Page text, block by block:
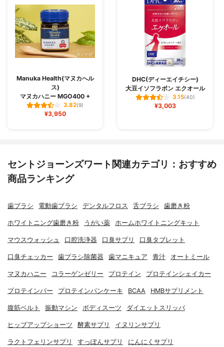
Manuka Health(マヌカへル
ス)
マヌカハニー MGO400 +
3.82(9)
¥3,950
DHC(ディーエイチシー)
大豆イソフラボン エクオール
3.15(40)
¥3,003
セントジョーンズワート関連カテゴリ：おすすめ
商品ランキング
歯ブラシ 電動歯ブラシ デンタルフロス 舌ブラシ 歯磨き粉
ホワイトニング歯磨き粉 うがい薬 ホームホワイトニングキット
マウスウォッシュ 口腔洗浄器 口臭サプリ 口臭タブレット
口臭チェッカー 歯ブラシ除菌器 歯マニキュア 青汁 オートミール
マヌカハニー コラーゲンゼリー プロテイン プロテインシェイカー
プロテインバー プロテインパンケーキ BCAA HMBサプリメント
腹筋ベルト 振動マシン ボディスーツ ダイエットスリッパ
ヒップアップショーツ 酵素サプリ イヌリンサプリ
ラクトフェリンサプリ すっぽんサプリ にんにくサプリ